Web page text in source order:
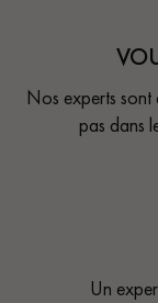
Nos experts
pas dans
Un